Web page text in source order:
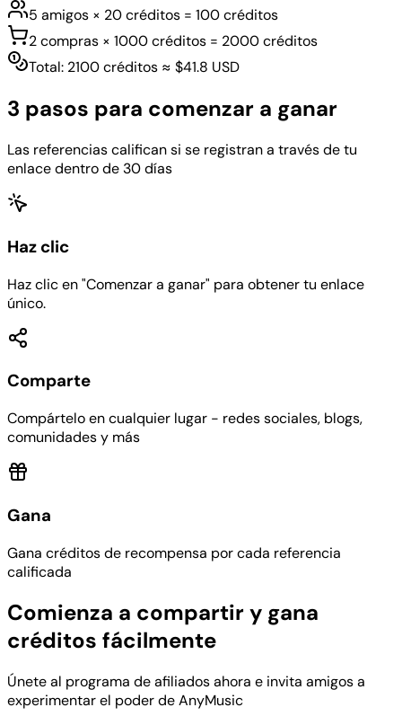
5 amigos × 20 créditos = 100 créditos
2 compras × 1000 créditos = 2000 créditos
Total: 2100 créditos ≈ $41.8 USD
3 pasos para comenzar a ganar
Las referencias califican si se registran a través de tu
enlace dentro de 30 días
Haz clic
Haz clic en "Comenzar a ganar" para obtener tu enlace
único.
Comparte
Compártelo en cualquier lugar - redes sociales, blogs,
comunidades y más
Gana
Gana créditos de recompensa por cada referencia
calificada
Comienza a compartir y gana
créditos fácilmente
Únete al programa de afiliados ahora e invita amigos a
experimentar el poder de AnyMusic